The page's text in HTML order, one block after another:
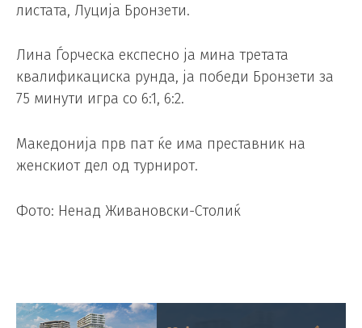
листата, Луција Бронзети.
Лина Ѓорческа експесно ја мина третата
квалификациска рунда, ја победи Бронзети за
75 минути игра со 6:1, 6:2.
Македонија прв пат ќе има преставник на
женскиот дел од турнирот.
Фото: Ненад Живановски-Столиќ